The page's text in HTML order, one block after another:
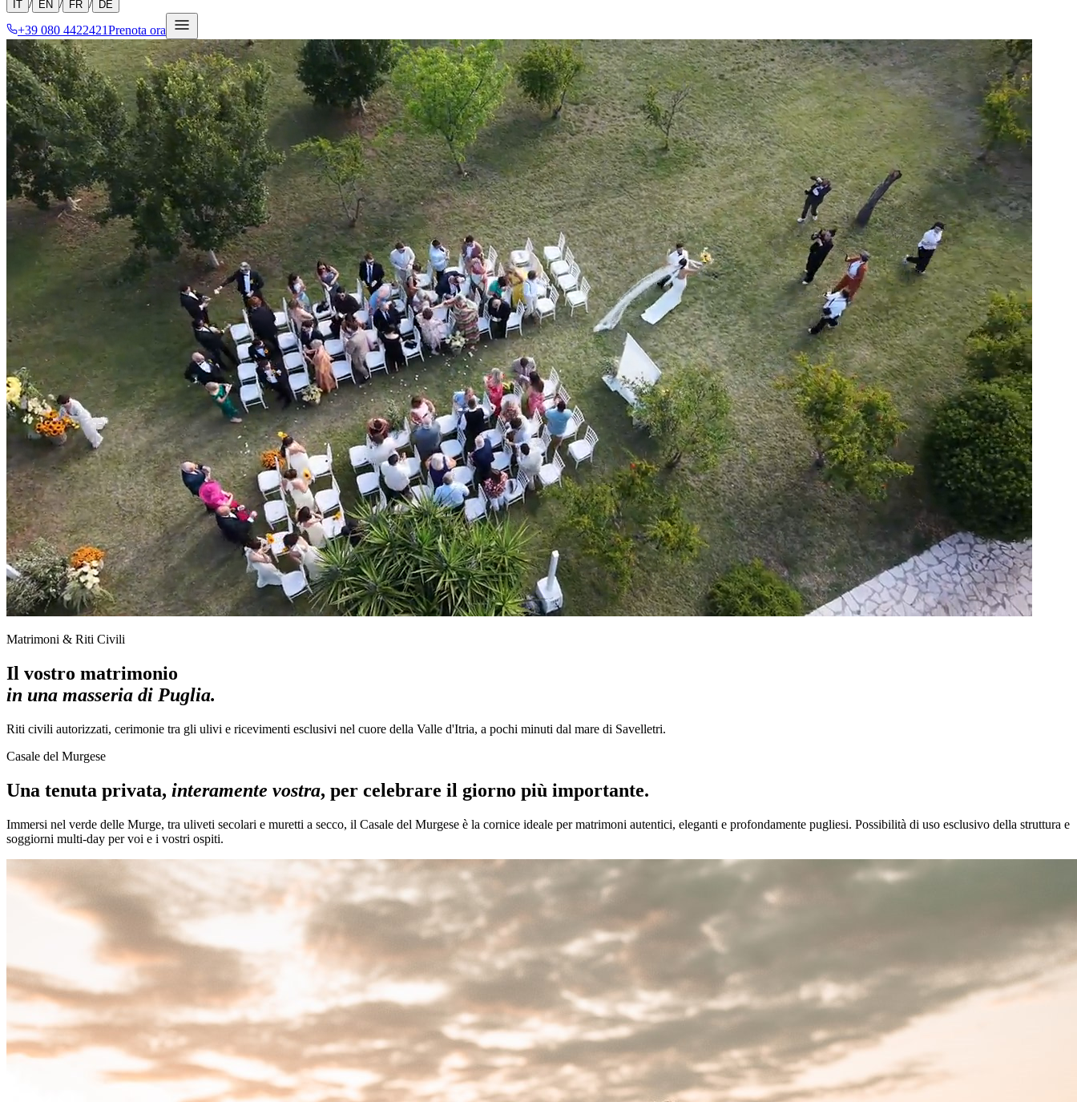
IT / EN / FR / DE
+39 080 4422421Prenota ora
Matrimoni & Riti Civili
Il vostro matrimonio
in una masseria di Puglia.
Riti civili autorizzati, cerimonie tra gli ulivi e ricevimenti esclusivi nel cuore della Valle d'Itria, a pochi minuti dal mare di Savelletri.
Casale del Murgese
Una tenuta privata, interamente vostra, per celebrare il giorno più importante.
Immersi nel verde delle Murge, tra uliveti secolari e muretti a secco, il Casale del Murgese è la cornice ideale per matrimoni autentici, eleganti e profondamente pugliesi. Possibilità di uso esclusivo della struttura e
soggiorni multi-day per voi e i vostri ospiti.